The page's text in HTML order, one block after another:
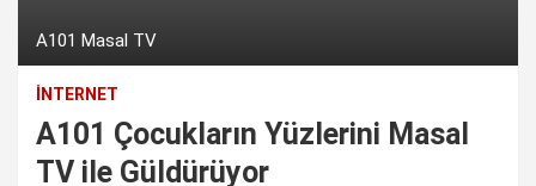
A101 Masal TV
İNTERNET
A101 Çocukların Yüzlerini Masal
TV ile Güldürüyor